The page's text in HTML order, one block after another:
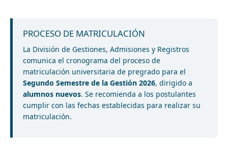
PROCESO DE MATRICULACIÓN
La División de Gestiones, Admisiones y Registros
comunica el cronograma del proceso de
matriculación universitaria de pregrado para el
Segundo Semestre de la Gestión 2026, dirigido a
alumnos nuevos. Se recomienda a los postulantes
cumplir con las fechas establecidas para realizar su
matriculación.